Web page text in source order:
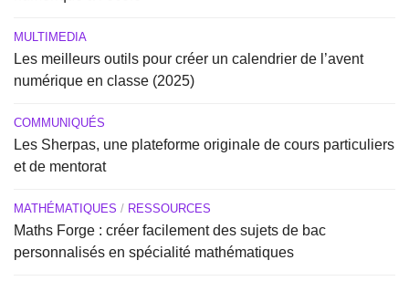
MULTIMEDIA
Les meilleurs outils pour créer un calendrier de l’avent
numérique en classe (2025)
COMMUNIQUÉS
Les Sherpas, une plateforme originale de cours particuliers
et de mentorat
MATHÉMATIQUES / RESSOURCES
Maths Forge : créer facilement des sujets de bac
personnalisés en spécialité mathématiques